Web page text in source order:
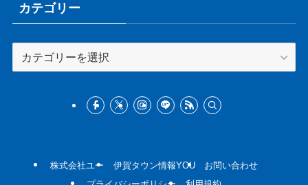
カテゴリー
株式会社ユー 伊賀タウン情報YOU
お問い合わせ